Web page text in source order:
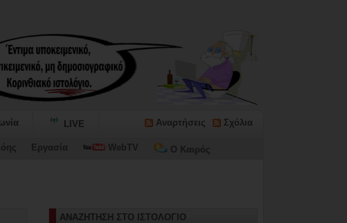
LIVE Αναρτήσεις Σχόλια
Εργασία WebTV Ο Καιρός
Σικυων-
ΑΝΑΖΗΤΗΣΗ ΣΤΟ ΙΣΤΟΛΟΓΙΟ